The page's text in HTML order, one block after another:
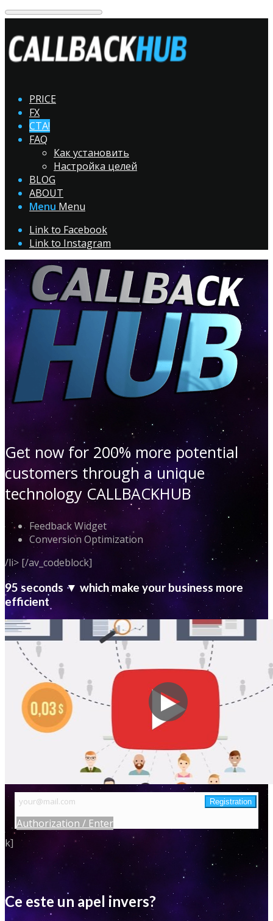
PRICE
FX
CTA!
FAQ
Как установить
Настройка целей
BLOG
ABOUT
Menu Menu
Link to Facebook
Link to Instagram
Get now for 200% more potential
customers through a unique
technology CALLBACKHUB
Feedback Widget
Conversion Optimization
/li> [/av_codeblock]
95 seconds ▼ which make your business more
efficient
Authorization / Enter
k]
Ce este un apel invers?